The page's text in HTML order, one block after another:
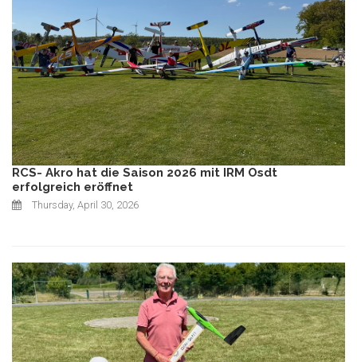
RCS- Akro hat die Saison 2026 mit IRM Osdt
erfolgreich eröffnet
Thursday, April 30, 2026